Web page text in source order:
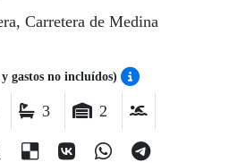
Carretera de Medina
gastos no incluídos)
3 2